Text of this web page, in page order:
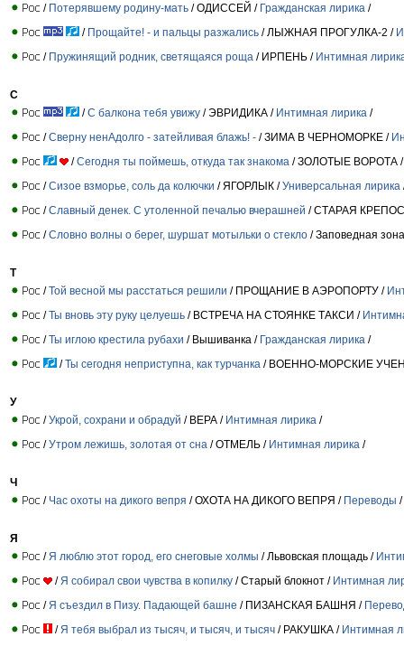
/ Потерявшему родину-мать / ОДИССЕЙ / Гражданская лирика /
/ Прощайте! - и пальцы разжались / ЛЫЖНАЯ ПРОГУЛКА-2 /
/ Пружинящий родник, светящаяся роща / ИРПЕНЬ / Интимная
С
/С балкона тебя увижу / ЭВРИДИКА / Интимная лирика /
/Сверну ненАдолго - затейливая блажь! - / ЗИМА В ЧЕРНОМОРКЕ /
/Сегодня ты поймешь, откуда так знакома / ЗОЛОТЫЕ ВОРОТА
/Сизое взморье, соль да колючки / ЯГОРЛЫК /Универсальная лирика
/Славный денек. С утоленной печалью вчерашней / СТАРАЯ
/Словно волны о берег, шуршат мотыльки о стекло / Заповедная
Т
/Той весной мы расстаться решили / ПРОЩАНИЕ В АЭРОПОРТУ /
/Ты вновь эту руку целуешь / ВСТРЕЧА НА СТОЯНКЕ ТАКСИ /
/Ты иглою крестила рубахи / Вышиванка / Гражданская лирика /
/Ты сегодня неприступна, как турчанка / ВОЕННО-МОРСКИЕ
У
/Укрой, сохрани и обрадуй / ВЕРА / Интимная лирика /
/Утром лежишь, золотая от сна / ОТМЕЛЬ / Интимная лирика /
Ч
/ Час охоты на дикого вепря / ОХОТА НА ДИКОГО ВЕПРЯ / Переводы /
Я
/ Я люблю этот город, его снеговые холмы / Львовская площадь /
/ Я собирал свои чувства в копилку / Старый блокнот / Интимная
/ Я съездил в Пизу. Падающей башне / ПИЗАНСКАЯ БАШНЯ /
/ Я тебя выбрал из тысяч, и тысяч, и тысяч / РАКУШКА / Интимная